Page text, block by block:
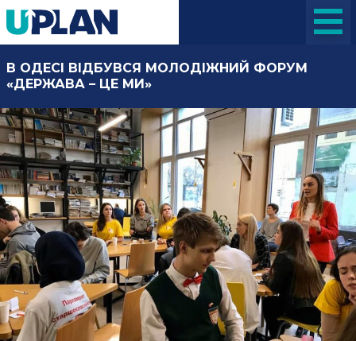
В ОДЕСІ ВІДБУВСЯ МОЛОДІЖНИЙ ФОРУМ
«ДЕРЖАВА – ЦЕ МИ»